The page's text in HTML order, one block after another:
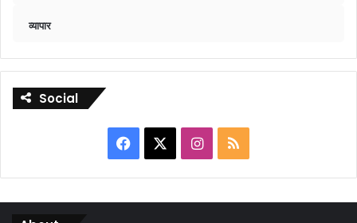
व्यापार
Social
Facebook Instagram
RSS